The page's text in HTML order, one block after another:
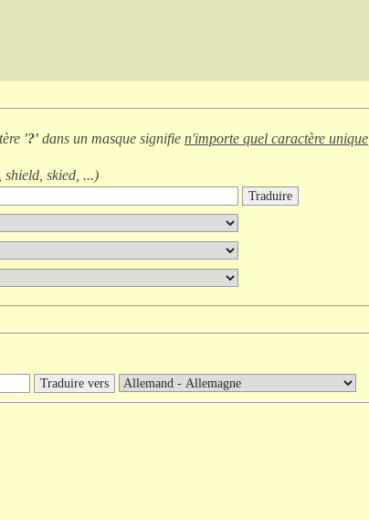
'?' dans un masque signifie n'importe quel caractère unique
shield, skied, ...)